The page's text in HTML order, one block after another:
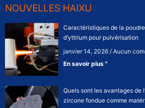
NOUVELLES HAIXU
Caractéristiques de la
d’yttrium pour pulvérisation
janvier 14, 2026
Aucun
En savoir plus "
Quels sont les avantages de
zircone fondue comme